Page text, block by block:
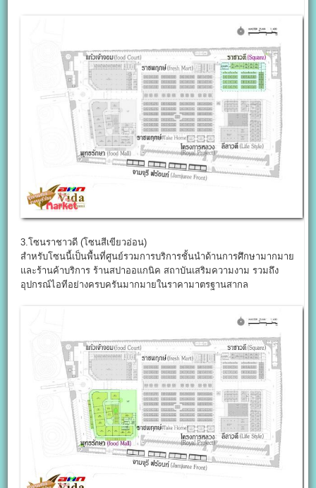
3.โซนราชาวดี (โซนสีเขียวอ่อน)
สำหรับโซนนี้เป็นพื้นที่ศูนย์รวมการบริการชั้นนำด้านการศึกษามากมาย
และร้านค้าบริการ ร้านสปาออแกนิค สถาบันเสริมความงาม รวมถึง
อุปกรณ์ไอทีอย่างครบครันมากมายในราคามาตรฐานสากล